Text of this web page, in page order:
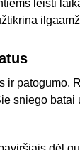
leisti
patogumo.
sniego